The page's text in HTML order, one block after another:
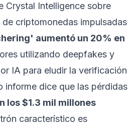
Crystal Intelligence sobre
criptomonedas impulsadas
aumentó un 20% en
utilizando deepfakes y
IA para eludir la verificación
informe dice que las pérdidas
los $1.3 mil millones
característico es